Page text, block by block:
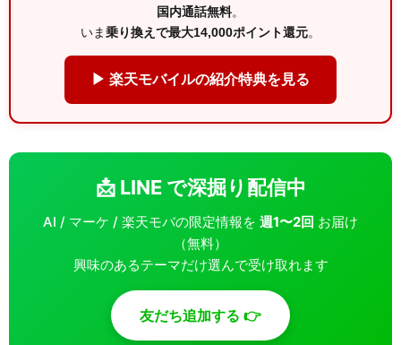
国内通話無料。
いま乗り換えで最大14,000ポイント還元。
▶ 楽天モバイルの紹介特典を見る
📩 LINE で深掘り配信中
AI / マーケ / 楽天モバの限定情報を 週1〜2回 お届け
（無料）
興味のあるテーマだけ選んで受け取れます
友だち追加する 👉